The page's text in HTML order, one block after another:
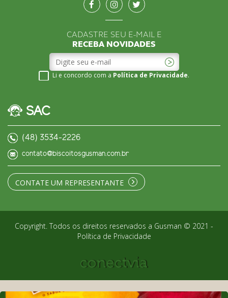
CADASTRE SEU E-MAIL E
RECEBA NOVIDADES
Li e concordo com a Política de Privacidade.
SAC
(48) 3534-2226
contato@biscoitosgusman.com.br
CONTATE UM REPRESENTANTE
Copyright. Todos os direitos reservados a Gusman © 2021 -
Política de Privacidade